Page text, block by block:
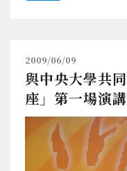
2009/06/09
與中央大學共
座」第一場演講